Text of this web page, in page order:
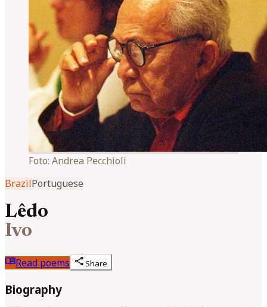
Foto: Andrea Pecchioli
BrazilPortuguese
Lêdo
Ivo
menu_bookRead poems shareShare
Biography